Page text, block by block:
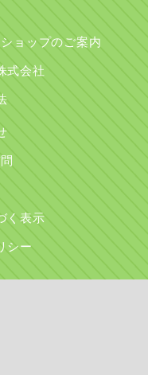
ョップのご案内
式会社
く表示
シー